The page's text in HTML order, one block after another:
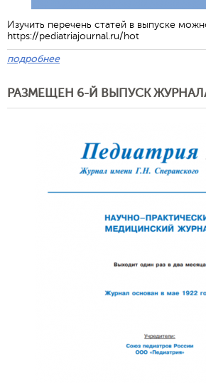
Изучить перечень статей в выпуске
https://pediatriajournal.ru/hot
подробнее
РАЗМЕЩЕН 6-Й ВЫПУСК